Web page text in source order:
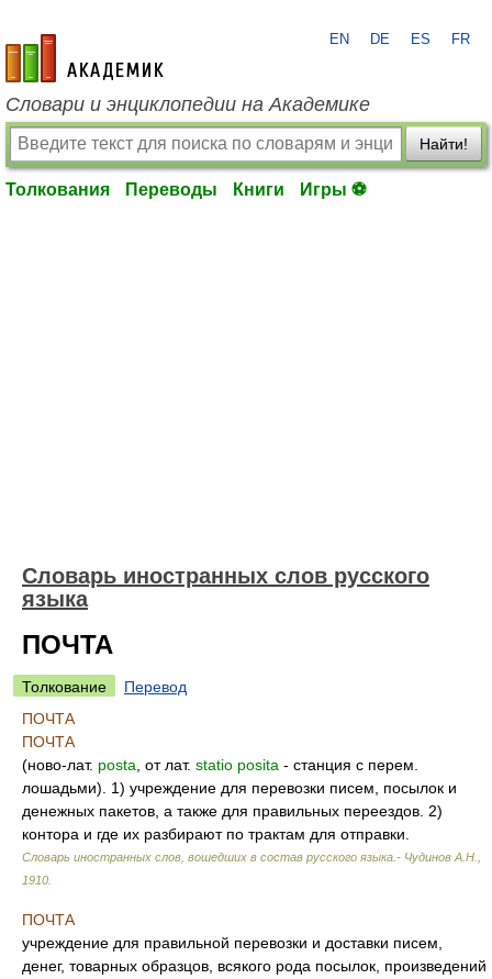
academic.ru
EN DE ES FR
Словари и энциклопедии на Академике
Найти!
Толкования Переводы Книги Игры ⚽
Словарь иностранных слов русского
языка
ПОЧТА
Толкование
Перевод
ПОЧТА
ПОЧТА
(ново-лат. posta , от лат. statio posita - станция с перем.
лошадьми). 1) учреждение для перевозки писем, посылок и
денежных пакетов, а также для правильных переездов. 2)
контора и где их разбирают по трактам для отправки.
Словарь иностранных слов, вошедших в состав русского языка.- Чудинов А.Н.
1910
ПОЧТА
учреждение для правильной перевозки и доставки писем,
денег, товарных образцов, всякого рода посылок, произведений